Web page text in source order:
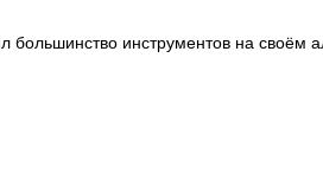
большинство инструментов на своём